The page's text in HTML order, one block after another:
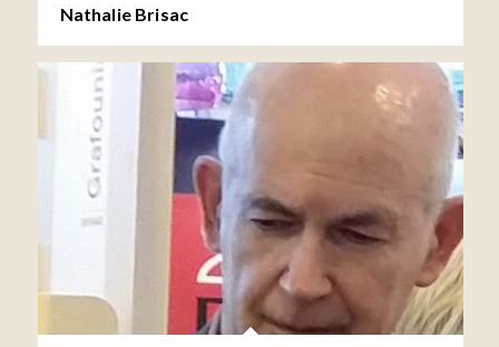
Nathalie Brisac